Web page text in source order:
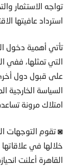
تواجه الاستثمار
استرداد عافيتها
تأتي أهمية دخول
التي تمثلها،
على قبول دول
السياسة الخارجية
امتلاك مرونة
◙ تقوم التوجهات
خلالها في
القاهرة أعلنت